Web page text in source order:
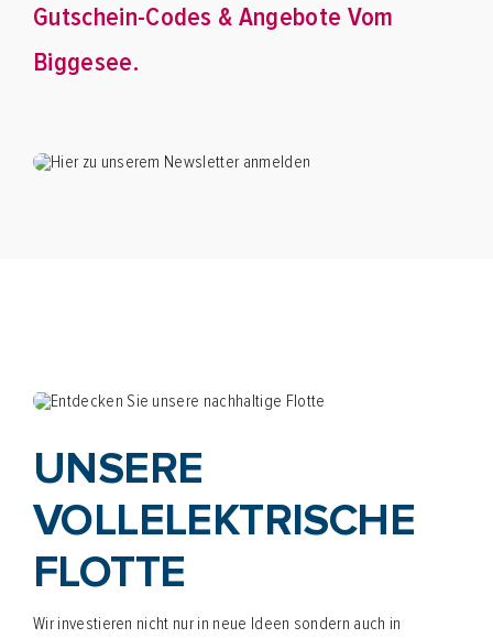
Gutschein-Codes & Angebote Vom
Biggesee.
UNSERE
VOLLELEKTRISCHE
FLOTTE
Wir investieren nicht nur in neue Ideen sondern auch in